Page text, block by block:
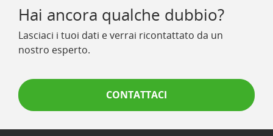
Hai ancora qualche dubbio?
Lasciaci i tuoi dati e verrai ricontattato da un
nostro esperto.
CONTATTACI